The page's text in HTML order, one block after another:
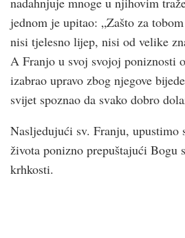
jednom je upitao: „Zašto za
nisi tjelesno lijep, nisi od velike
A Franjo u svoj svojoj poniznosti
izabrao upravo zbog njegove
svijet spoznao da svako dobro
Nasljedujući sv. Franju, upustimo
života ponizno prepuštajući Bogu
krhkosti.